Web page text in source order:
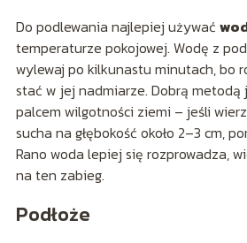
Do podlewania najlepiej używać
temperaturze pokojowej. Wodę z
wylewaj po kilkunastu minutach, bo
stać w jej nadmiarze. Dobrą metodą
palcem wilgotności ziemi – jeśli
sucha na głębokość około 2–3 cm,
Rano woda lepiej się rozprowadza,
na ten zabieg.
Podłoże